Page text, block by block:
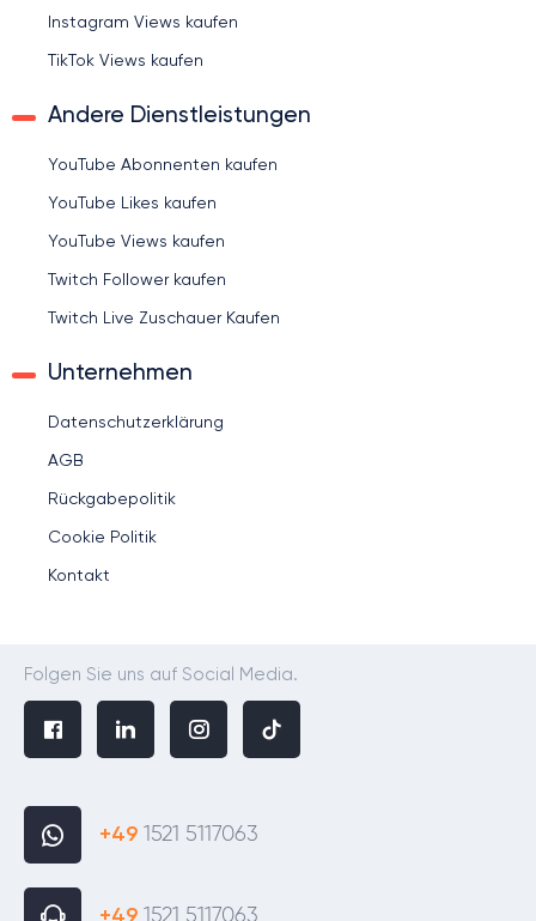
Instagram Views kaufen
TikTok Views kaufen
Andere Dienstleistungen
YouTube Abonnenten kaufen
YouTube Likes kaufen
YouTube Views kaufen
Twitch Follower kaufen
Twitch Live Zuschauer Kaufen
Unternehmen
Datenschutzerklärung
AGB
Rückgabepolitik
Cookie Politik
Kontakt
Folgen Sie uns auf Social Media.
+49 1521 5117063
+49 1521 5117063